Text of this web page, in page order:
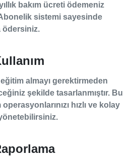
bakım ücreti ödemeniz
sistemi sayesinde
ödersiniz.
eğitim almayı gerektirmeden
şekilde tasarlanmıştır. Bu
hızlı ve kolay